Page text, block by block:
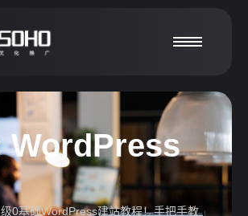
WordPress
0基础WordPress建站教程！手把手教